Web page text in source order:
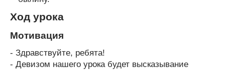
Ход урока
Мотивация
- Здравствуйте, ребята!
- Девизом нашего урока будет высказывание